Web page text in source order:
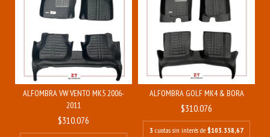
ALFOMBRA VW VENTO MK5 2006-
2011
$310.076
ALFOMBRA GOLF MK4 & BORA
$310.076
3 cuotas sin interés de $103.358,67